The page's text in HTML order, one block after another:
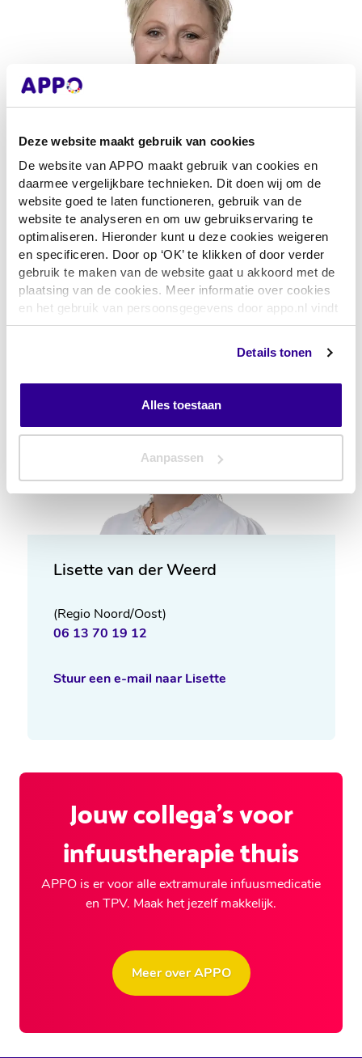
Deze website maakt gebruik van cookies
De website van APPO maakt gebruik van cookies en
daarmee vergelijkbare technieken. Dit doen wij om de
website goed te laten functioneren, gebruik van de
website te analyseren en om uw gebruikservaring te
optimaliseren. Hieronder kunt u deze cookies weigeren
en specificeren. Door op ‘OK’ te klikken of door verder
gebruik te maken van de website gaat u akkoord met de
plaatsing van de cookies. Meer informatie over cookies
en het gebruik van persoonsgegevens door appo.nl vindt
uhier
Details tonen
Alles toestaan
Aanpassen
Patricia de Bruyn
(Regio Zuid)
06 58 01 35 22
Stuur een e-mail naar Patricia
Lisette van der Weerd
(Regio Noord/Oost)
06 13 70 19 12
Stuur een e-mail naar Lisette
Jouw collega's voor
infuustherapie thuis
APPO is er voor alle extramurale infuusmedicatie
en TPV. Maak het jezelf makkelijk.
Meer over APPO